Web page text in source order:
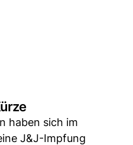
haben sich im
J&J-Impfung